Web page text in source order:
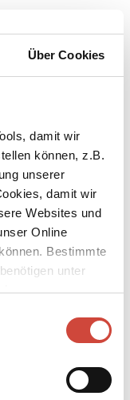
Über Cookies
damit wir
können, z.B.
unserer
damit wir
Websites und
Online
Bestimmte
unter
von
und Paulo Coelho
wieder